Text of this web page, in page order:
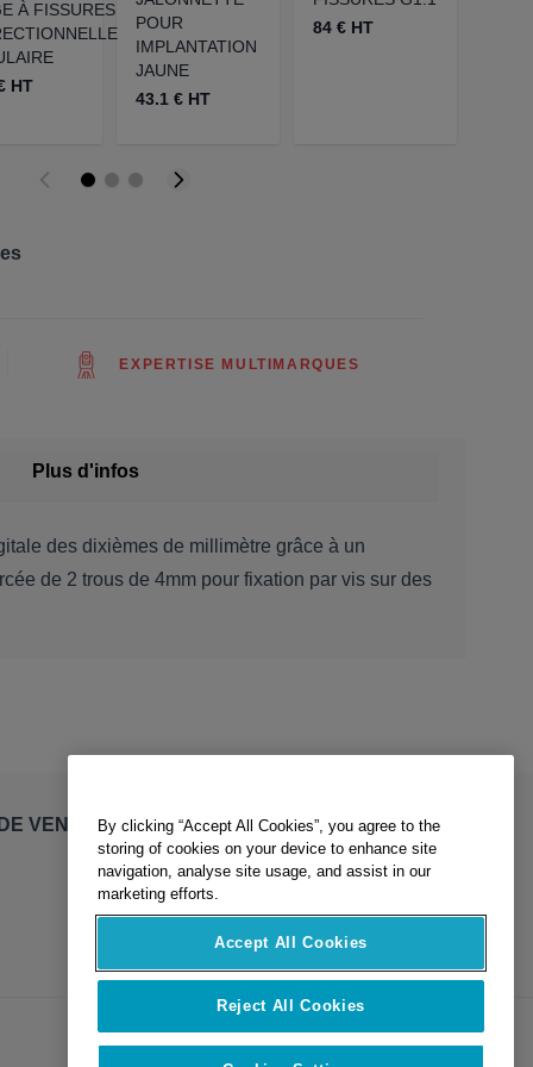
À FISSURES
HT
POUR
IMPLANTATION
JAUNE
43.1 € HT
84 € HT
EXPERTISE MULTIMARQUES
Plus d'infos
des dixièmes de millimètre grâce à un
de 2 trous de 4mm pour fixation par vis sur des
VENTE
storing of cookies on your device to enhance site
navigation, analyse site usage, and assist in our
marketing efforts.